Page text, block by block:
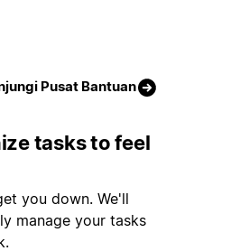
Pusat Bantuan
tasks to feel
you down. We'll
manage your tasks